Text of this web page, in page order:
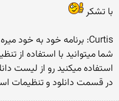
با تشكر
Curtis: برنامه خود به خود میره ر دانلود منیجر idm و اون ارور میده
شما میتوانید با استفاده از
استفاده میكنید رو از لیست
در قسمت دانلود و تنظیمات